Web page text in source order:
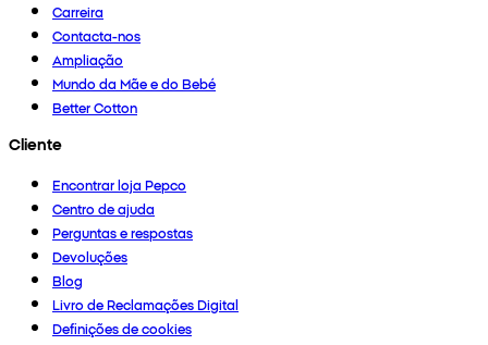
Carreira
Contacta-nos
Ampliação
Mundo da Mãe e do Bebé
Better Cotton
Cliente
Encontrar loja Pepco
Centro de ajuda
Perguntas e respostas
Devoluções
Blog
Livro de Reclamações Digital
Definições de cookies